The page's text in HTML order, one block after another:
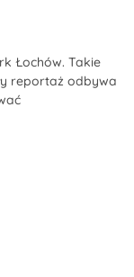
Łochów. Takie
reportaż odbywa